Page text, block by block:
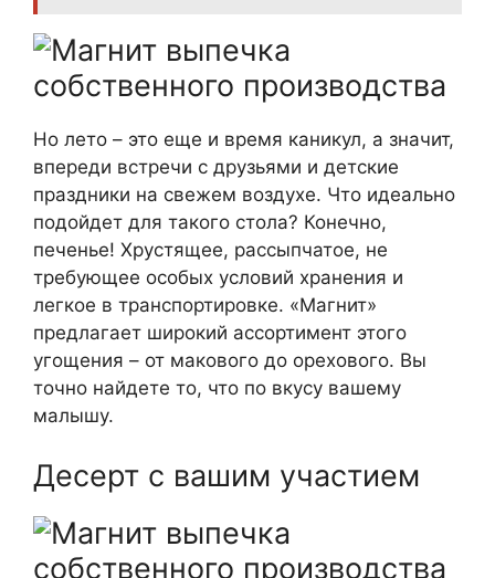
Но лето – это еще и время каникул, а значит,
впереди встречи с друзьями и детские
праздники на свежем воздухе. Что идеально
подойдет для такого стола? Конечно,
печенье! Хрустящее, рассыпчатое, не
требующее особых условий хранения и
легкое в транспортировке. «Магнит»
предлагает широкий ассортимент этого
угощения – от макового до орехового. Вы
точно найдете то, что по вкусу вашему
малышу.
Десерт с вашим участием